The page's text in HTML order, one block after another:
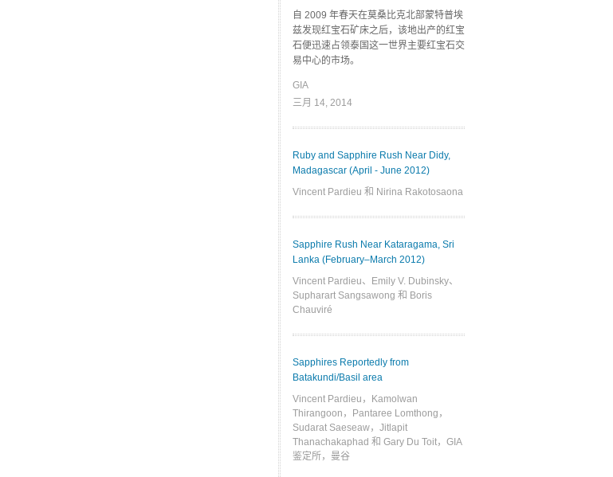
自 2009 年春天在莫桑比克北部蒙特普埃
兹发现红宝石矿床之后，该地出产的红宝
石便迅速占领泰国这一世界主要红宝石交
易中心的市场。
GIA
三月 14, 2014
Ruby and Sapphire Rush Near Didy,
Madagascar (April - June 2012)
Vincent Pardieu 和 Nirina Rakotosaona
Sapphire Rush Near Kataragama, Sri
Lanka (February–March 2012)
Vincent Pardieu、Emily V. Dubinsky、
Supharart Sangsawong 和 Boris
Chauviré
Sapphires Reportedly from
Batakundi/Basil area
Vincent Pardieu，Kamolwan
Thirangoon，Pantaree Lomthong，
Sudarat Saeseaw，Jitlapit ​​
Thanachakaphad 和 Gary Du Toit，GIA
鉴定所，曼谷